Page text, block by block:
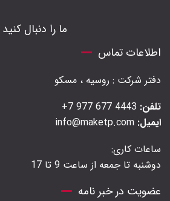
ما را دنبال کنید
اطلاعات تماس
دفتر شرکت : روسیه ، مسکو
تلفن:
ایمیل:
ساعات کاری:
دوشنبه تا جمعه از ساعت 9 تا 17
عضویت در خبر نامه